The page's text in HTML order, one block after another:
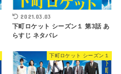
2021.03.03
下町ロケット シーズン１ 第3話 あ
らすじ ネタバレ
下町ロケット シーズン１